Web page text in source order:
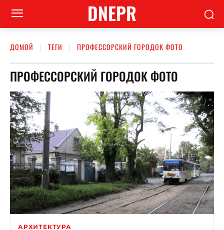
DNEPR
ДОМОЙ ТЕГИ ПРОФЕССОРСКИЙ ГОРОДОК ФОТО
ПРОФЕССОРСКИЙ ГОРОДОК ФОТО
АРХИТЕКТУРА